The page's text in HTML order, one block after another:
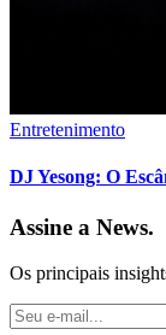
Entretenimento
DJ Yesong: O
Assine a News.
Os principais